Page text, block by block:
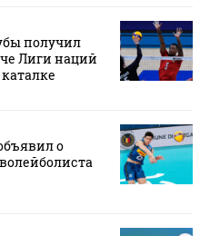
получил
Лиги наций
о